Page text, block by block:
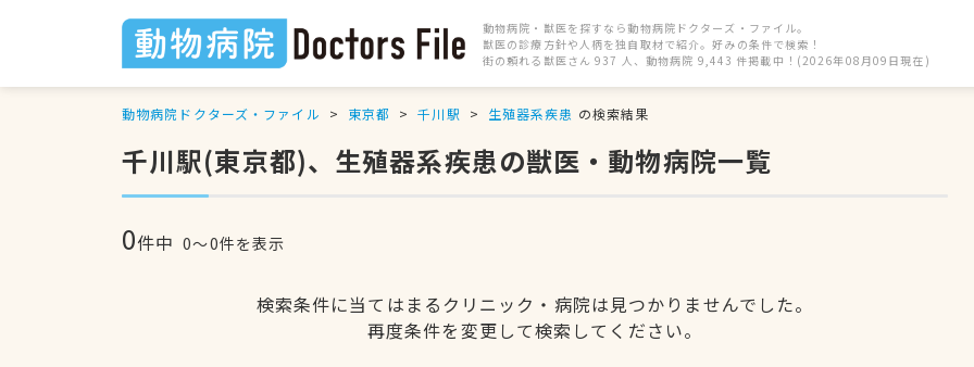
動物病院・獣医を探すなら動物病院ドクターズ・ファイル。
獣医の診療方針や人柄を独自取材で紹介。好みの条件で検索！
街の頼れる獣医さん 937 人、動物病院 9,443 件掲載中！(2026年08月09日現在)
動物病院ドクターズ・ファイル 東京都 千川駅 生殖器系疾患 の検索結果
千川駅(東京都)、生殖器系疾患の獣医・動物病院一覧
0件中 0〜0件を表示
検索条件に当てはまるクリニック・病院は見つかりませんでした。
再度条件を変更して検索してください。